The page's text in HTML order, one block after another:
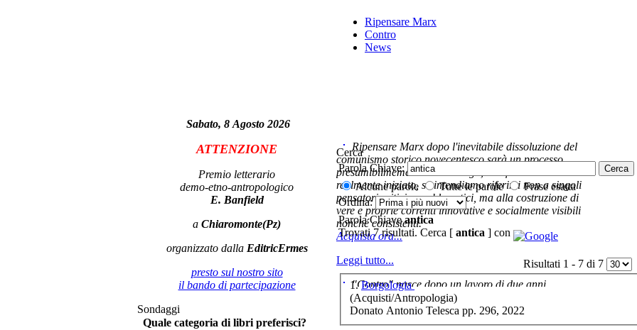
Per la formazione del
mercato nazionale
(1861-1910)
€ 18,00
Fra il Vesuvio,
dalle
Sabato, 8 Agosto 2026
ATTENZIONE
Premio letterario
demo-etno-antropologico
E. Banfield
a Chiaromonte(Pz)
organizzato dalla EditricErmes
presto sul nostro sito
il bando di partecipazione
Sondaggi
Quale categoria di libri preferisci?
Ripensare Marx
Contro
News
Ripensare Marx dopo l'inevitabile dissoluzione del
comunismo storico novecentesco sarà un processo
presumibilmemente molto lungo, e di fatto non ancora
realmente iniziato, se intendiamo riferirci non a singoli
pensatori critici e problematici, ma alla costruzione di
vere e proprie correnti innovative e socialmente visibili
nonché consistenti.
Acquista ora...
Leggi tutto...
"Contro" nasce dopo un lavoro di due anni ,
cominciato con la collaborazione dell'autore al blog:
ripensaremarx. i saggi contenuti nel libro sono frutto di
questa collaborazione e di questa critica. L'impostazione
Cerca
Parola Chiave:
Alcune parole
Tutte le parole
Frase esatta
Ordina:
Parola Chiaveantica
Trovati 7 risultati. Cerca [ antica ] con
Risultati 1 - 7 di 7
1.Borgologia
(Acquisti/Antropologia)
Donato Antonio Telesca pp. 296, 2022